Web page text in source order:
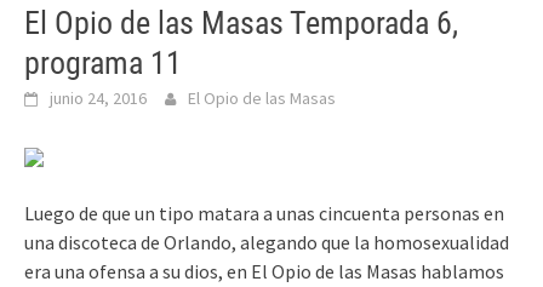
El Opio de las Masas Temporada 6,
programa 11
junio 24, 2016 El Opio de las Masas
Luego de que un tipo matara a unas cincuenta personas en
una discoteca de Orlando, alegando que la homosexualidad
era una ofensa a su dios, en El Opio de las Masas hablamos